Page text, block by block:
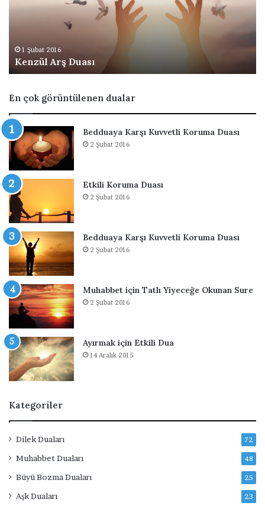
u
s
ı
1 Şubat 2016
Kenzül Arş Duası
En çok görüntülenen dualar
Bedduaya Karşı Kuvvetli Koruma Duası
2 Şubat 2016
Etkili Koruma Duası
2 Şubat 2016
Bedduaya Karşı Kuvvetli Koruma Duası
2 Şubat 2016
Muhabbet için Tatlı Yiyeceğe Okunan Sure
2 Şubat 2016
Ayırmak için Etkili Dua
14 Aralık 2015
Kategoriler
Dilek Duaları 72
Muhabbet Duaları 48
Büyü Bozma Duaları 25
Aşk Duaları 23